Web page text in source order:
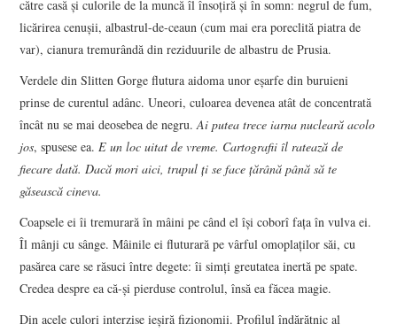
către casă și culorile de la muncă îl însoțiră și în somn: negrul de fum,
licărirea cenușii, albastrul-de-ceaun (cum mai era poreclită piatra de
var), cianura tremurândă din reziduurile de albastru de Prusia.
Verdele din Slitten Gorge flutura aidoma unor eșarfe din buruieni
prinse de curentul adânc. Uneori, culoarea devenea atât de concentrată
încât nu se mai deosebea de negru.Ai putea trece iarna nucleară acolo
jos, spusese ea.E un loc uitat de vreme. Cartografii îl ratează de
fiecare dată. Dacă mori aici, trupul ți se face țărână până să te
găsească cineva.
Coapsele ei îi tremurară în mâini pe când el își coborî fața în vulva ei.
Îl mânji cu sânge. Mâinile ei fluturară pe vârful omoplaților săi, cu
pasărea care se răsuci între degete: îi simți greutatea inertă pe spate.
Credea despre ea că-și pierduse controlul, însă ea făcea magie.
Din acele culori interzise ieșiră fizionomii. Profilul îndărătnic al